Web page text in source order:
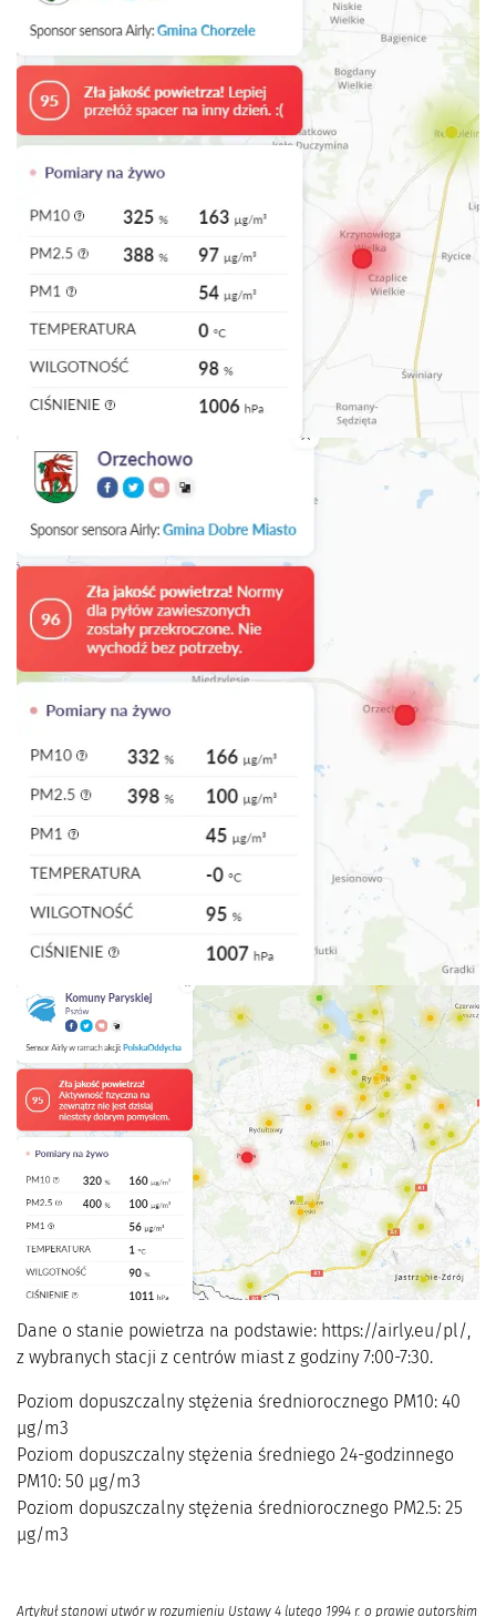
Dane o stanie powietrza na podstawie: https://airly.eu/pl/,
z wybranych stacji z centrów miast z godziny 7:00-7:30.
Poziom dopuszczalny stężenia średniorocznego PM10: 40
μg/m3
Poziom dopuszczalny stężenia średniego 24-godzinnego
PM10: 50 μg/m3
Poziom dopuszczalny stężenia średniorocznego PM2.5: 25
μg/m3
Artykuł stanowi utwór w rozumieniu Ustawy 4 lutego 1994 r. o prawie autorskim